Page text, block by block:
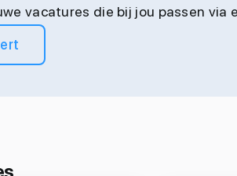
vacatures die bij jou passen via